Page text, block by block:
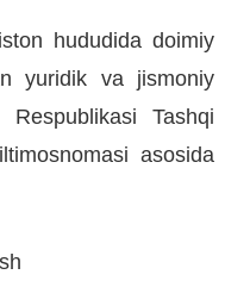
hududida doimiy
yuridik va jismoniy
Respublikasi Tashqi
asosida